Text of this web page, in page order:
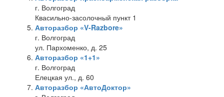
г. Волгоград
Квасильно-засолочный пункт 1
Авторазбор «V-Razbore»
г. Волгоград
ул. Пархоменко, д. 25
Авторазбор «1+1»
г. Волгоград
Елецкая ул., д. 60
Авторазбор «АвтоДоктор»